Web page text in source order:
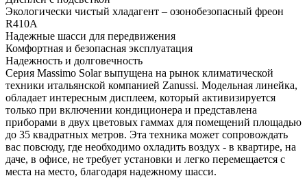
Экологически чистый хладагент – озонобезопасный фреон
R410A
Надежные шасси для передвижения
Комфортная и безопасная эксплуатация
Надежность и долговечность
Серия Massimo Solar выпущена на рынок климатической
техники итальянской компанией Zanussi. Модельная линейка,
обладает интересным дисплеем, который активизируется
только при включении кондиционера и представлена
приборами в двух цветовых гаммах для помещений площадью
до 35 квадратных метров. Эта техника может сопровождать
вас повсюду, где необходимо охладить воздух - в квартире, на
даче, в офисе, не требует установки и легко перемещается с
места на место, благодаря надежному шасси.